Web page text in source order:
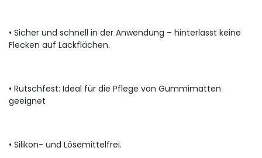
• Sicher und schnell in der Anwendung – hinterlasst keine
Flecken auf Lackflächen.
• Rutschfest: Ideal für die Pflege von Gummimatten
geeignet
• Silikon- und Lösemittelfrei.